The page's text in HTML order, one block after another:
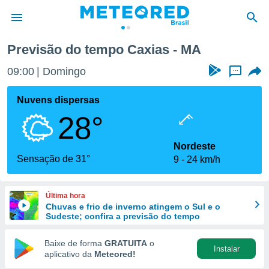
da
fornecidas
a este
das
e
forma
digital
Previsão do tempo Caxias - MA
09:00 Domingo ...
Nuvens dispersas
28°
Sensação de 31°
Nordeste
9
24 km/h
Última hora
Chuvas e frio de inverno atingem o Sul e o
Sudeste; confira a previsão do tempo
Baixe de forma GRATUITA o
aplicativo da Meteored!
Instalar